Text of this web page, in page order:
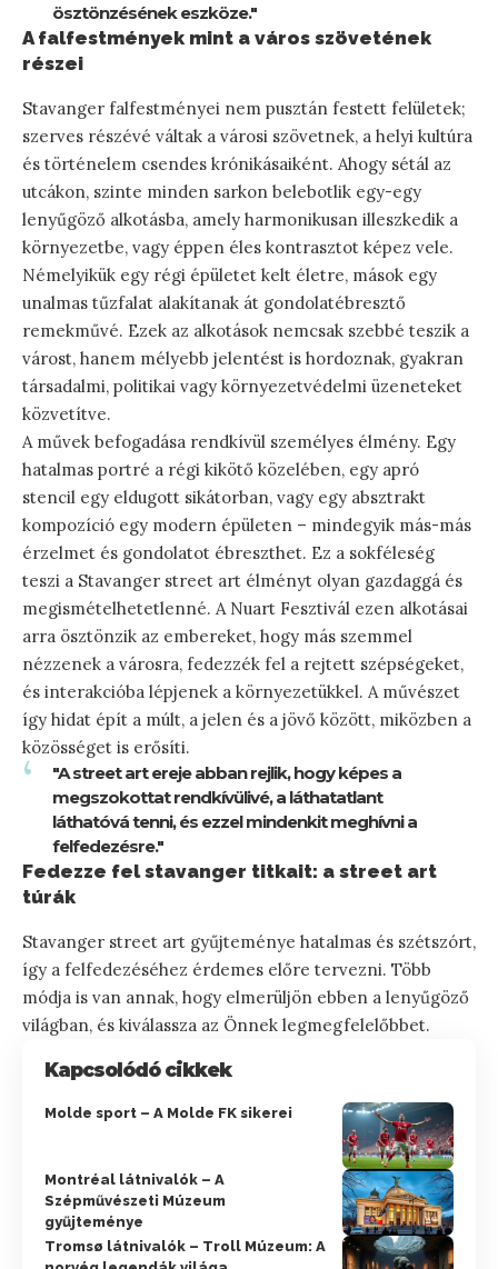
ösztönzésének eszköze."
A falfestmények mint a város szövetének
részei
Stavanger falfestményei nem pusztán festett felületek;
szerves részévé váltak a városi szövetnek, a helyi kultúra
és történelem csendes krónikásaiként. Ahogy sétál az
utcákon, szinte minden sarkon belebotlik egy-egy
lenyűgöző alkotásba, amely harmonikusan illeszkedik a
környezetbe, vagy éppen éles kontrasztot képez vele.
Némelyikük egy régi épületet kelt életre, mások egy
unalmas tűzfalat alakítanak át gondolatébresztő
remekművé. Ezek az alkotások nemcsak szebbé teszik a
várost, hanem mélyebb jelentést is hordoznak, gyakran
társadalmi, politikai vagy környezetvédelmi üzeneteket
közvetítve.
A művek befogadása rendkívül személyes élmény. Egy
hatalmas portré a régi kikötő közelében, egy apró
stencil egy eldugott sikátorban, vagy egy absztrakt
kompozíció egy modern épületen – mindegyik más-más
érzelmet és gondolatot ébreszthet. Ez a sokféleség
teszi a Stavanger street art élményt olyan gazdaggá és
megismételhetetlenné. A Nuart Fesztivál ezen alkotásai
arra ösztönzik az embereket, hogy más szemmel
nézzenek a városra, fedezzék fel a rejtett szépségeket,
és interakcióba lépjenek a környezetükkel. A művészet
így hidat épít a múlt, a jelen és a jövő között, miközben a
közösséget is erősíti.
"A street art ereje abban rejlik, hogy képes a
megszokottat rendkívülivé, a láthatatlant
láthatóvá tenni, és ezzel mindenkit meghívni a
felfedezésre."
Fedezze fel stavanger titkait: a street art
túrák
Stavanger street art gyűjteménye hatalmas és szétszórt,
így a felfedezéséhez érdemes előre tervezni. Több
módja is van annak, hogy elmerüljön ebben a lenyűgöző
világban, és kiválassza az Önnek legmegfelelőbbet.
Kapcsolódó cikkek
Molde sport – A Molde FK sikerei
Montréal látnivalók – A
Szépművészeti Múzeum
gyűjteménye
Tromsø látnivalók – Troll Múzeum: A